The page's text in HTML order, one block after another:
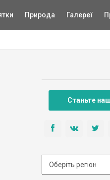
Природа Галереї
Станьте